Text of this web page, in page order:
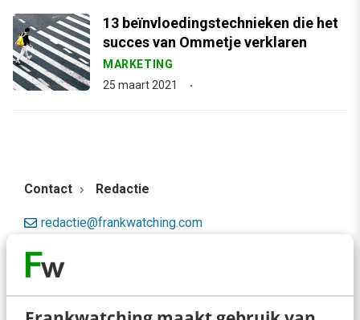
13 beïnvloedingstechnieken die het
succes van Ommetje verklaren
MARKETING
25 maart 2021
Contact Redactie
redactie@frankwatching.com
Tarieven
Meer contactopties